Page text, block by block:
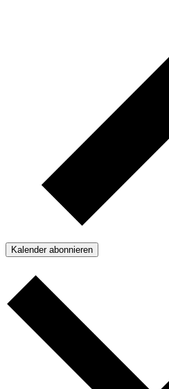
Kalender abonnieren